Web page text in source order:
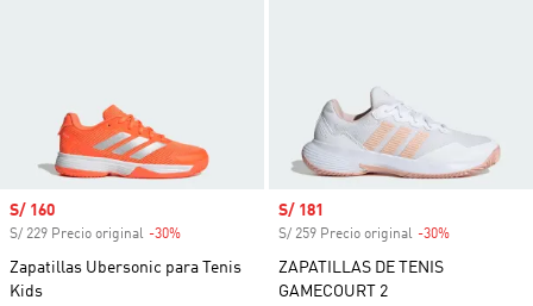
Precio de venta
S/ 160
S/ 229 Precio original -30%
Zapatillas Ubersonic para Tenis
Kids
Precio de venta
S/ 181
S/ 259 Precio original -30%
ZAPATILLAS DE TENIS
GAMECOURT 2